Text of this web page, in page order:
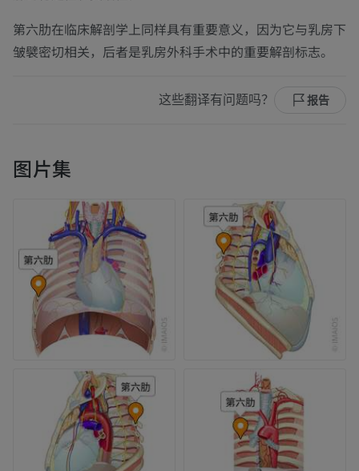
第六肋在临床解剖学上同样具有重要意义，因为它与乳房下
皱襞密切相关，后者是乳房外科手术中的重要解剖标志。
这些翻译有问题吗？ 报告
图片集